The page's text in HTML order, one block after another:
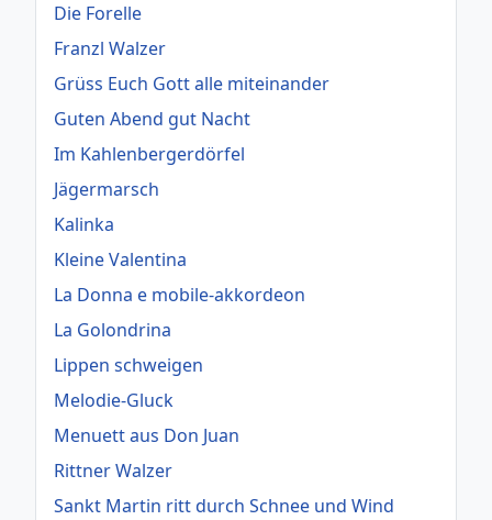
Die Forelle
Franzl Walzer
Grüss Euch Gott alle miteinander
Guten Abend gut Nacht
Im Kahlenbergerdörfel
Jägermarsch
Kalinka
Kleine Valentina
La Donna e mobile-akkordeon
La Golondrina
Lippen schweigen
Melodie-Gluck
Menuett aus Don Juan
Rittner Walzer
Sankt Martin ritt durch Schnee und Wind